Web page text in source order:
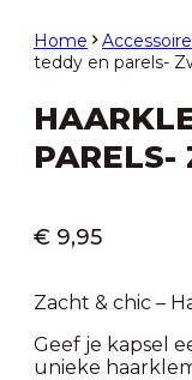
Home
teddy en parels-
PARELS-
€ 9,95
Zacht & chic –
Geef je kapsel
unieke